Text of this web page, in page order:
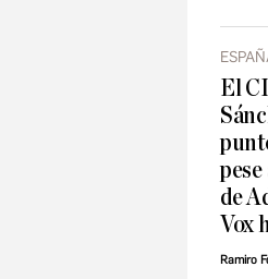
El
de
Vox
Ramiro